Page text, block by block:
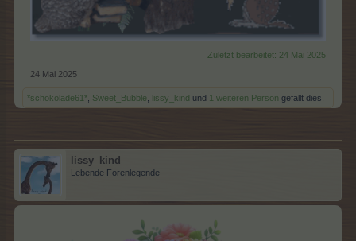
Zuletzt bearbeitet: 24 Mai 2025
24 Mai 2025
*schokolade61*, Sweet_Bubble, lissy_kind und 1 weiteren Person gefällt dies.
lissy_kind
Lebende Forenlegende